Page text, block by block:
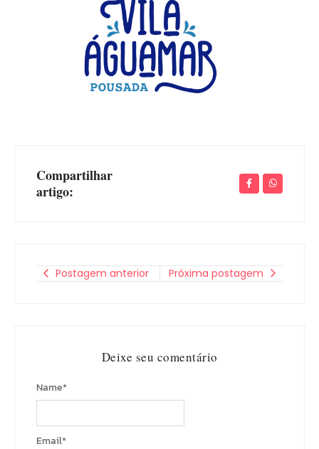
Compartilhar
artigo:
Postagem anterior Próxima postagem
Deixe seu comentário
Name*
Email*